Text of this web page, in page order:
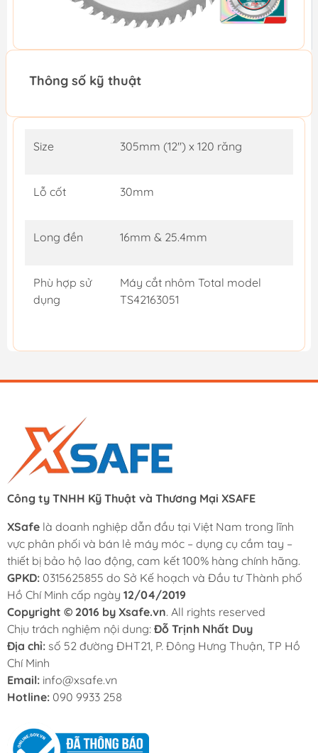
Thông số kỹ thuật
Size 305mm (12'') x 120 răng
Lỗ cốt 30mm
Long đền 16mm & 25.4mm
Phù hợp sử
dụng
Máy cắt nhôm Total model
TS42163051
Công ty TNHH Kỹ Thuật và Thương Mại XSAFE
XSafe là doanh nghiệp dẫn đầu tại Việt Nam trong lĩnh
vực phân phối và bán lẻ máy móc – dụng cụ cầm tay –
thiết bị bảo hộ lao động, cam kết 100% hàng chính hãng.
GPKD: 0315625855 do Sở Kế hoạch và Đầu tư Thành phố
Hồ Chí Minh cấp ngày 12/04/2019
Copyright © 2016 by Xsafe.vn. All rights reserved
Chịu trách nghiệm nội dung: Đỗ Trịnh Nhất Duy
Địa chỉ: số 52 đường ĐHT21, P. Đông Hưng Thuận, TP Hồ
Chí Minh
Email: info@xsafe.vn
Hotline: 090 9933 258